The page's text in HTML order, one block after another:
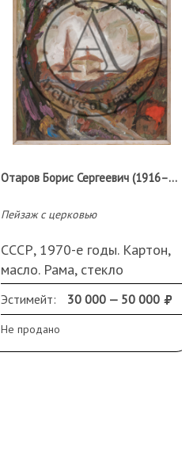
Отаров Борис Сергеевич (1916–1991)
Пейзаж с церковью
СССР, 1970-е годы. Картон,
масло. Рама, стекло
Эстимейт: 30 000 — 50 000
Не продано